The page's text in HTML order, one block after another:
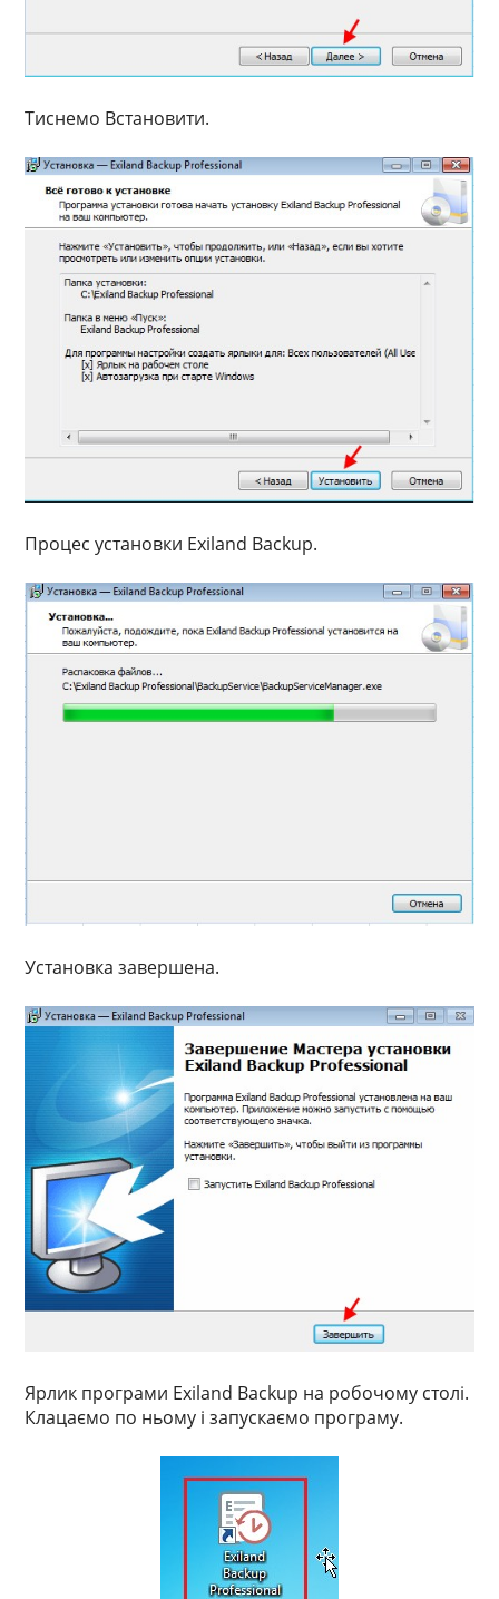
Тиснемо Встановити.
Процес установки Exiland Backup.
Установка завершена.
Ярлик програми Exiland Backup на робочому столі.
Клацаємо по ньому і запускаємо програму.